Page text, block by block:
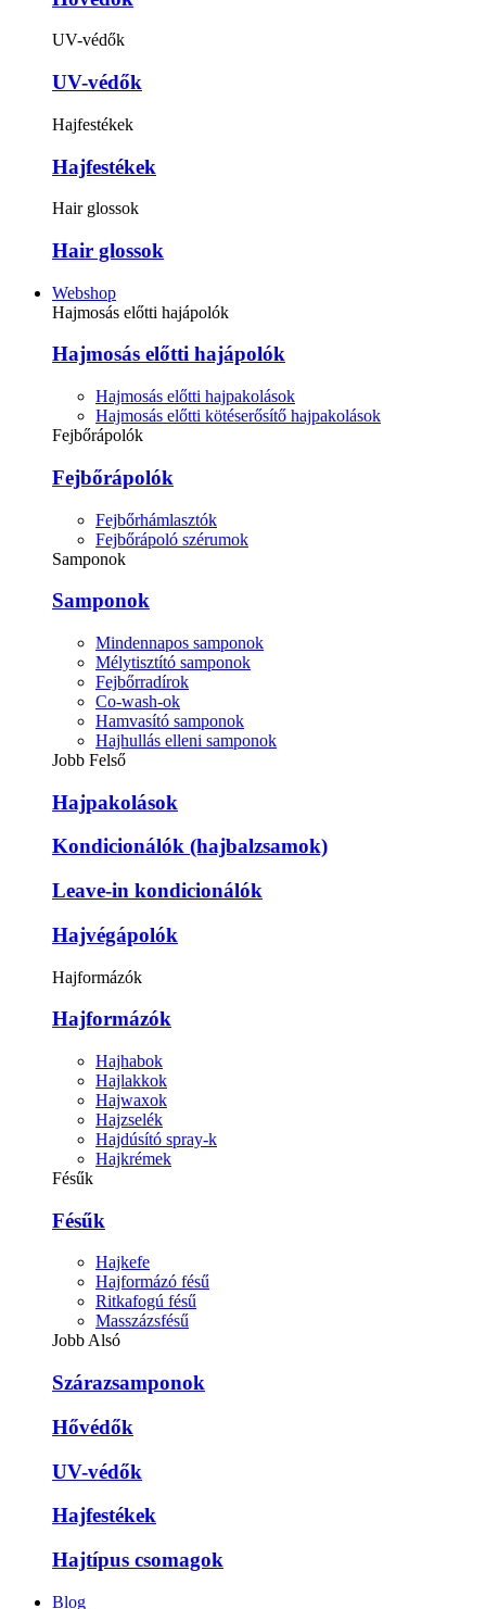
UV-védők
UV-védők
Hajfestékek
Hajfestékek
Hair glossok
Hair glossok
Webshop
Hajmosás előtti hajápolók
Hajmosás előtti hajápolók
Hajmosás előtti hajpakolások
Hajmosás előtti kötéserősítő hajpakolások
Fejbőrápolók
Fejbőrápolók
Fejbőrhámlasztók
Fejbőrápoló szérumok
Samponok
Samponok
Mindennapos samponok
Mélytisztító samponok
Fejbőrradírok
Co-wash-ok
Hamvasító samponok
Hajhullás elleni samponok
Jobb Felső
Hajpakolások
Kondicionálók (hajbalzsamok)
Leave-in kondicionálók
Hajvégápolók
Hajformázók
Hajformázók
Hajhabok
Hajlakkok
Hajwaxok
Hajzselék
Hajdúsító spray-k
Hajkrémek
Fésűk
Fésűk
Hajkefe
Hajformázó fésű
Ritkafogú fésű
Masszázsfésű
Jobb Alsó
Szárazsamponok
Hővédők
UV-védők
Hajfestékek
Hajtípus csomagok
Blog